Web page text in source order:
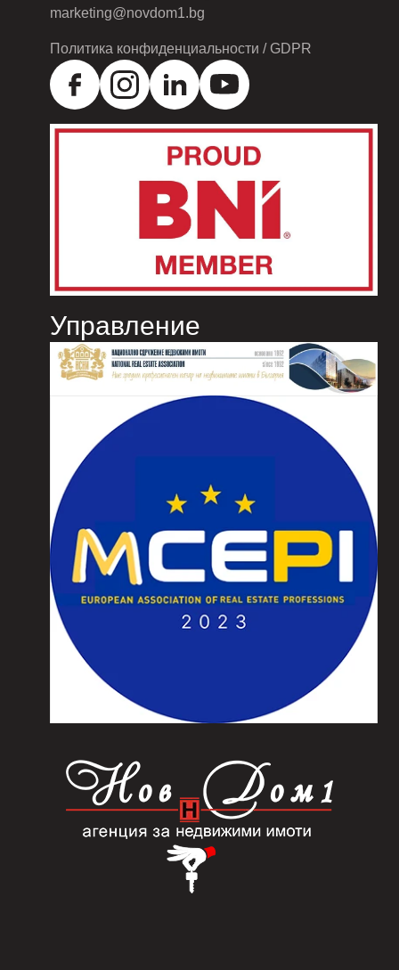
marketing@novdom1.bg
Политика конфиденциальности / GDPR
Управление